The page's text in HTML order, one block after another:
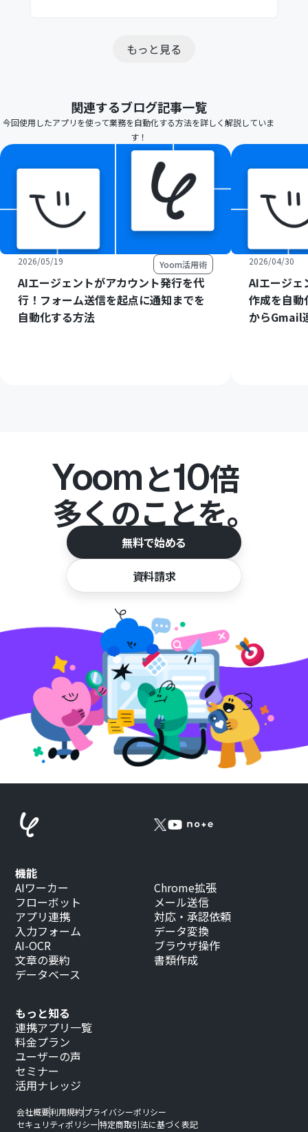
もっと見る
関連するブログ記事一覧
今回使用したアプリを使って業務を自動化する方法を詳しく解説していま
す！
2026/05/19 Yoom活用術
AIエージェントがアカウント発行を代
行！フォーム送信を起点に通知までを
自動化する方法
2026/04/30
AIエージェ
作成を自動
からGmail
Yoomと10倍
多くのことを。
無料で始める
資料請求
もっと知る
連携アプリ一覧
料金プラン
ユーザーの声
セミナー
活用ナレッジ
機能
AIワーカー
フローボット
アプリ連携
入力フォーム
AI-OCR
文章の要約
データベース
Chrome拡張
メール送信
対応・承認依頼
データ変換
ブラウザ操作
書類作成
会社概要利用規約プライバシーポリシー
セキュリティポリシー特定商取引法に基づく表記